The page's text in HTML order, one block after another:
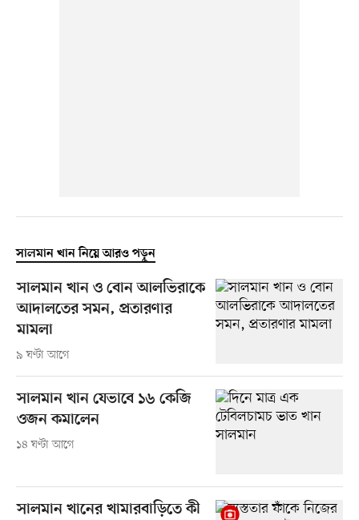
সালমান খান নিয়ে আরও পড়ুন
সালমান খান ও বোন আলভিরাকে
আদালতের সমন, প্রতারণার
মামলা
৯ ঘণ্টা আগে
সালমান খান যেভাবে ১৬ কেজি
ওজন কমালেন
১৪ ঘণ্টা আগে
সালমান খানের খামারবাড়িতে কী